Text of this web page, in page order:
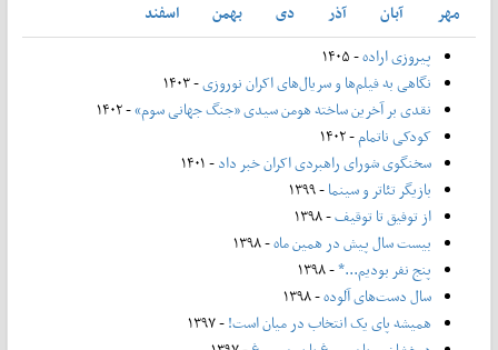
مهر آبان آذر دی بهمن
اسفند
پیروزی اراده- ۱۴۰۵
نگاهی به فیلم‌ها و سریال‌های اکران نوروزی- ۱۴۰۳
نقدی بر آخرین ساخته هومن سیدی «جنگ جهانی سوم»- ۱۴۰۲
کودکی ناتمام- ۱۴۰۲
سخنگوی شورای راهبردی اکران خبر داد- ۱۴۰۱
بازیگر تئاتر و سینما- ۱۳۹۹
از توفیق تا توقیف- ۱۳۹۸
بیست سال پیش در همین ماه- ۱۳۹۸
پنج نفر بودیم...*- ۱۳۹۸
سال دست‌های آلوده- ۱۳۹۸
همیشه پای یک انتخاب در میان است!- ۱۳۹۷